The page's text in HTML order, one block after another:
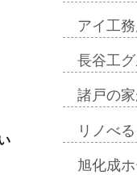
アイ工
長谷工
諸戸の
リノべ
旭化成